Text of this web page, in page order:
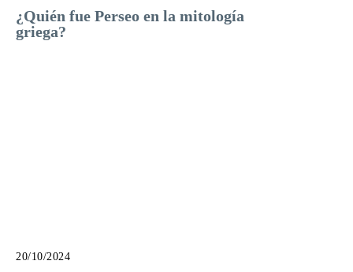
¿Quién fue Perseo en la mitología
griega?
20/10/2024